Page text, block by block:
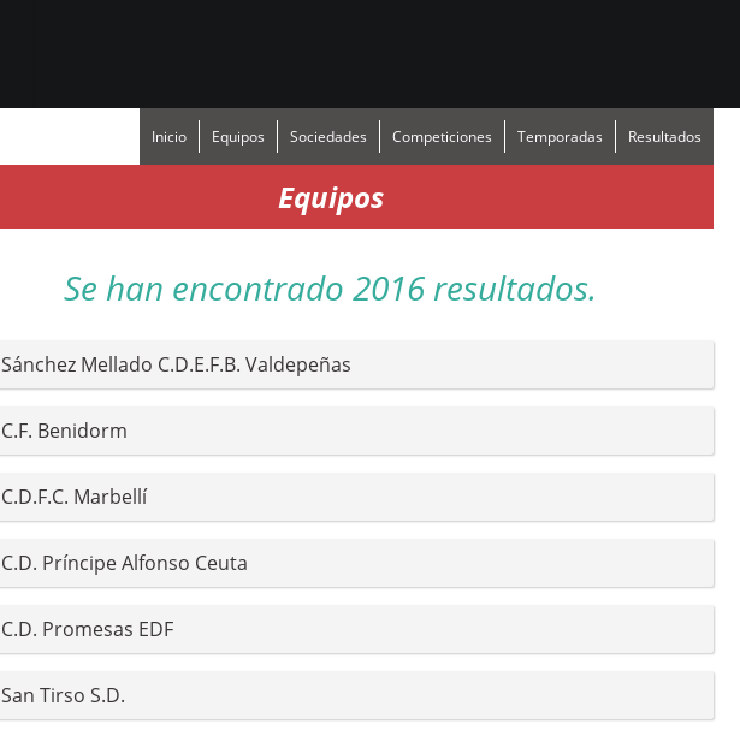
Inicio Equipos Sociedades Competiciones Temporadas Resultados
Equipos
Se han encontrado 2016 resultados.
Sánchez Mellado C.D.E.F.B. Valdepeñas
C.F. Benidorm
C.D.F.C. Marbellí
C.D. Príncipe Alfonso Ceuta
C.D. Promesas EDF
San Tirso S.D.